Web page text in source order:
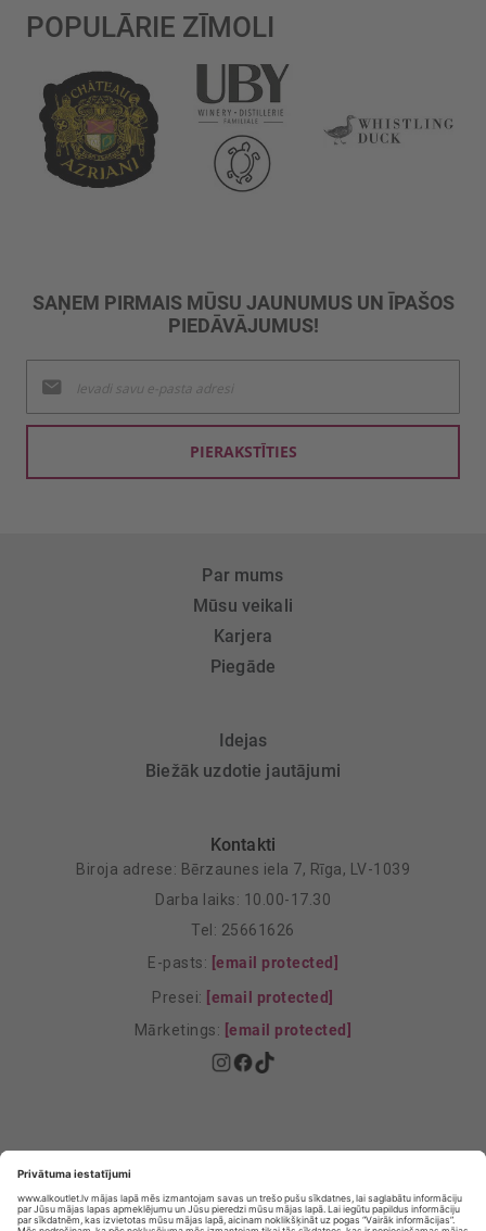
POPULĀRIE ZĪMOLI
SAŅEM PIRMAIS MŪSU JAUNUMUS UN ĪPAŠOS
PIEDĀVĀJUMUS!
jaunumu
saņemšanai:
PIERAKSTĪTIES
Par mums
Mūsu veikali
Karjera
Piegāde
Idejas
Biežāk uzdotie jautājumi
Kontakti
Biroja adrese: Bērzaunes iela 7, Rīga, LV-1039
Darba laiks: 10.00-17.30
Tel: 25661626
E-pasts: [email protected]
Presei: [email protected]
Mārketings: [email protected]
Privātuma Iestatījumi
E-veikala lietošanas noteikumi